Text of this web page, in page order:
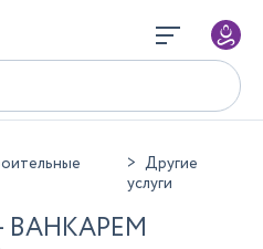
Другие
услуги
ВАНКАРЕМ